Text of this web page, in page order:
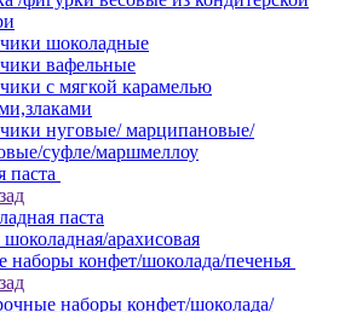
шоколадные
вафельные
с мягкой карамелью
нуговые/ марципановые/
суфле/маршмеллоу
паста
паста
арахисовая
наборы конфет/шоколада/печенья
наборы конфет/шоколада/